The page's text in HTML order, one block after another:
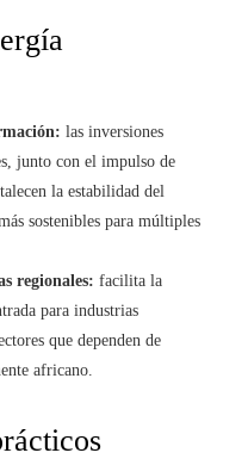
las inversiones
junto con el impulso de
la estabilidad del
sostenibles para múltiples
regionales: facilita la
para industrias
que dependen de
africano.